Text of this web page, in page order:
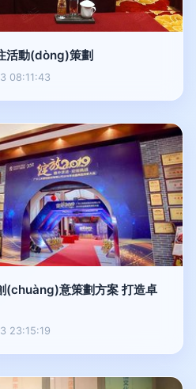
活動(dòng)策劃
08:11:43
(chuàng)意策劃方案 打造卓
23:15:19